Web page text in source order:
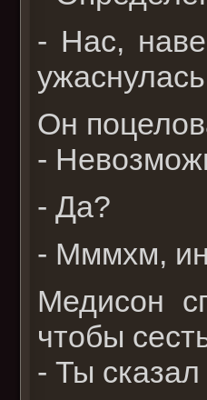
- Нас,
Он
-
- Да?
- Мммхм,
Медисон
чтобы
- Ты сказал